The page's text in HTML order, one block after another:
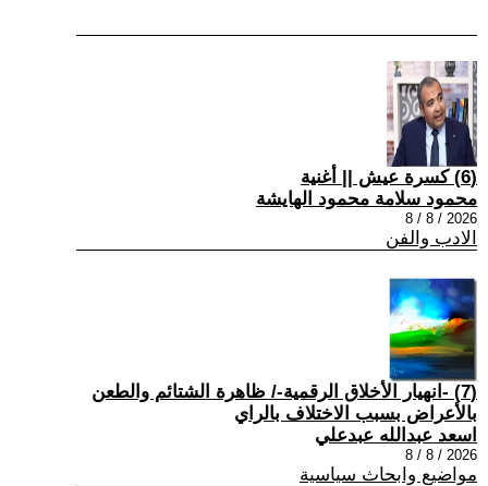
(6) كسرة عيش || أغنية
محمود سلامة محمود الهايشة
2026 / 8 / 8
الادب والفن
(7) -انهيار الأخلاق الرقمية-/ ظاهرة الشتائم والطعن
بالأعراض بسبب الاختلاف بالراي
اسعد عبدالله عبدعلي
2026 / 8 / 8
مواضيع وابحاث سياسية